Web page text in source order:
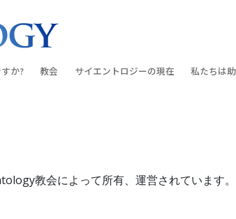
か?
るサイエ
しょう
教会 サイエントロジーの現在 私たちは
ナルコノン
教会によって所有、運営されています。